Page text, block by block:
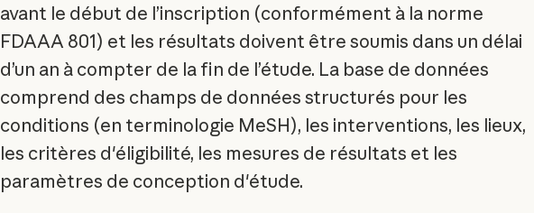
avant le début de l’inscription (conformément à la norme
FDAAA 801) et les résultats doivent être soumis dans un délai
d’un an à compter de la fin de l’étude. La base de données
comprend des champs de données structurés pour les
conditions (en terminologie MeSH), les interventions, les lieux,
les critères d'éligibilité, les mesures de résultats et les
paramètres de conception d'étude.